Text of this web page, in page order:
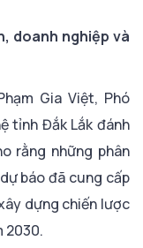
doanh nghiệp và
Gia Việt, Phó
tỉnh Đắk Lắk đánh
rằng những phân
báo đã cung cấp
dựng chiến lược
2030.